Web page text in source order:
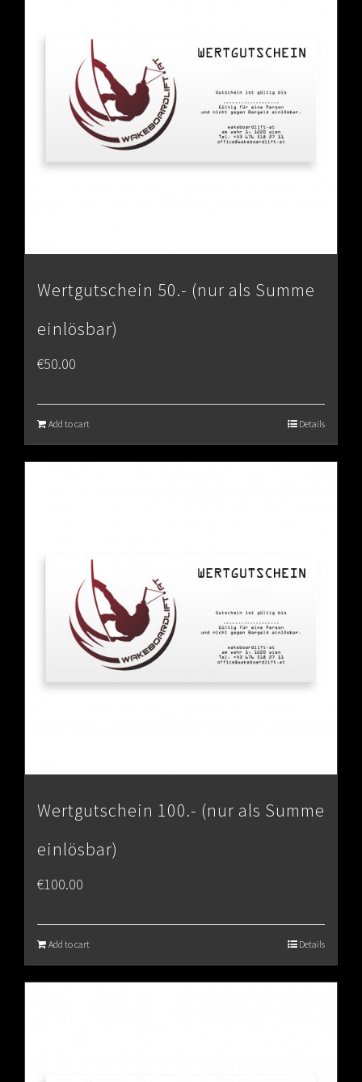
Wertgutschein 50.- (nur als Summe
einlösbar)
€50.00
Add to cart Details
Wertgutschein 100.- (nur als Summe
einlösbar)
€100.00
Add to cart Details